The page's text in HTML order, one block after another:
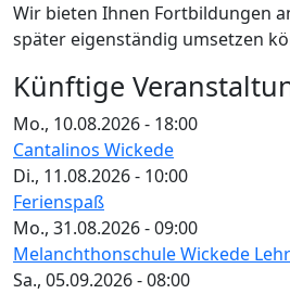
Wir bieten Ihnen Fortbildungen
später eigenständig umsetzen
Künftige
Mo., 10.08.2026 - 18:00
Cantalinos Wickede
Di., 11.08.2026 - 10:00
Ferienspaß
Mo., 31.08.2026 - 09:00
Melanchthonschule Wickede
Sa., 05.09.2026 - 08:00